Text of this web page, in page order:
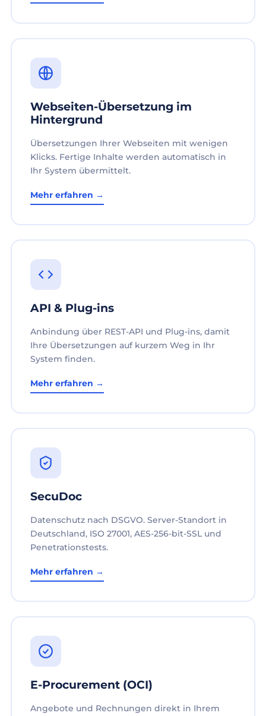
Webseiten-Übersetzung im
Hintergrund
Übersetzungen Ihrer Webseiten mit wenigen
Klicks. Fertige Inhalte werden automatisch in
Ihr System übermittelt.
Mehr erfahren →
API & Plug-ins
Anbindung über REST-API und Plug-ins, damit
Ihre Übersetzungen auf kurzem Weg in Ihr
System finden.
Mehr erfahren →
SecuDoc
Datenschutz nach DSGVO. Server-Standort in
Deutschland, ISO 27001, AES-256-bit-SSL und
Penetrationstests.
Mehr erfahren →
E-Procurement (OCI)
Angebote und Rechnungen direkt in Ihrem